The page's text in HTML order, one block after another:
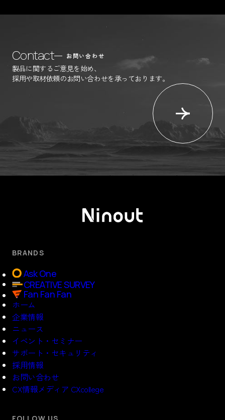
Contact お問い合わせ
製品に関するご意見を始め、
採用や取材依頼のお問い合わせを承っております。
BRANDS
Ask One
CREATIVE SURVEY
Fan Fan Fan
ホーム
企業情報
ニュース
イベント・セミナー
サポート・セキュリティ
採用情報
お問い合わせ
CX情報メディア CXcollege